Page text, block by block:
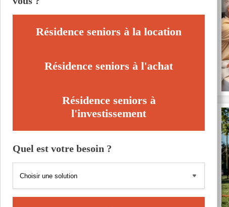
Résidence seniors à la location
Résidence seniors à l'achat
Résidence seniors à
l'investissement
Quel est votre besoin ?